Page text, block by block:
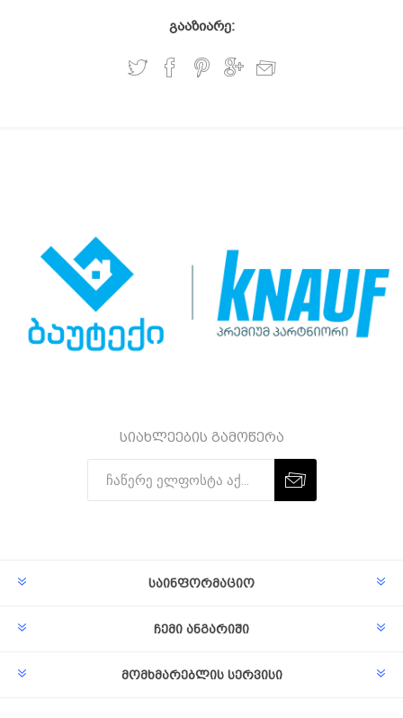
გააზიარე:
სიახლეების გამოწერა
საინფორმაციო
ჩემი ანგარიში
მომხმარებლის სერვისი